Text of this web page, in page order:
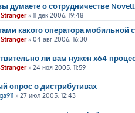
думаете о сотрудничестве
» 11 дек 2006, 19:48
какого оператора мобильной
» 04 авг 2006, 16:30
ли вам нужен x64-
» 24 ноя 2005, 11:59
опрос о дистрибутивах
» 27 июл 2005, 12:43